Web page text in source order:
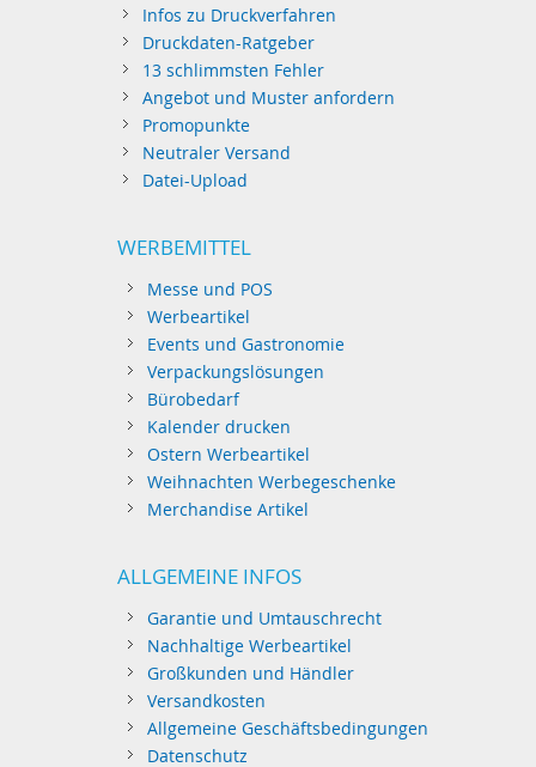
Infos zu Druckverfahren
Druckdaten-Ratgeber
13 schlimmsten Fehler
Angebot und Muster anfordern
Promopunkte
Neutraler Versand
Datei-Upload
WERBEMITTEL
Messe und POS
Werbeartikel
Events und Gastronomie
Verpackungslösungen
Bürobedarf
Kalender drucken
Ostern Werbeartikel
Weihnachten Werbegeschenke
Merchandise Artikel
ALLGEMEINE INFOS
Garantie und Umtauschrecht
Nachhaltige Werbeartikel
Großkunden und Händler
Versandkosten
Allgemeine Geschäftsbedingungen
Datenschutz